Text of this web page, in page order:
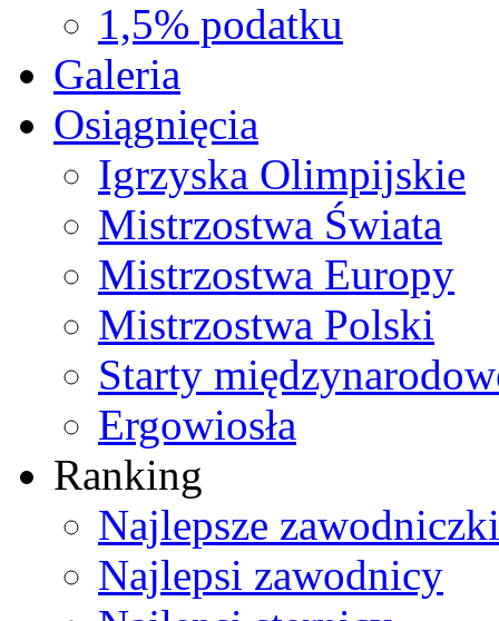
1,5% podatku
Galeria
Osiągnięcia
Igrzyska Olimpijskie
Mistrzostwa Świata
Mistrzostwa Europy
Mistrzostwa Polski
Starty
Ergowiosła
Ranking
Najlepsze zawodniczki
Najlepsi zawodnicy